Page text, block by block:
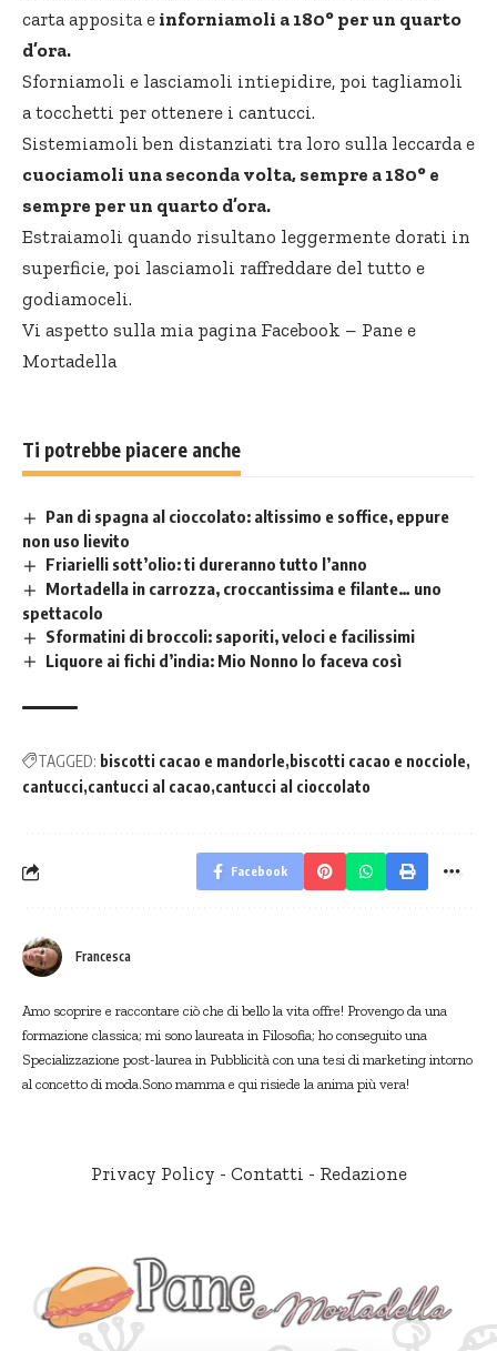
carta apposita e inforniamoli a 180° per un quarto
d’ora.
Sforniamoli e lasciamoli intiepidire, poi tagliamoli
a tocchetti per ottenere i cantucci.
Sistemiamoli ben distanziati tra loro sulla leccarda e
cuociamoli una seconda volta, sempre a 180° e
sempre per un quarto d’ora.
Estraiamoli quando risultano leggermente dorati in
superficie, poi lasciamoli raffreddare del tutto e
godiamoceli.
Vi aspetto sulla mia pagina Facebook – Pane e
Mortadella
Ti potrebbe piacere anche
Pan di spagna al cioccolato: altissimo e soffice, eppure
non uso lievito
Friarielli sott’olio: ti dureranno tutto l’anno
Mortadella in carrozza, croccantissima e filante… uno
spettacolo
Sformatini di broccoli: saporiti, veloci e facilissimi
Liquore ai fichi d’india: Mio Nonno lo faceva così
TAGGED: biscotti cacao e mandorle biscotti cacao e nocciole
cantucci cantucci al cacao cantucci al cioccolato
Facebook
Francesca
Amo scoprire e raccontare ciò che di bello la vita offre! Provengo da una
formazione classica; mi sono laureata in Filosofia; ho conseguito una
Specializzazione post-laurea in Pubblicità con una tesi di marketing intorno
al concetto di moda.Sono mamma e qui risiede la anima più vera!
Privacy Policy - Contatti - Redazione